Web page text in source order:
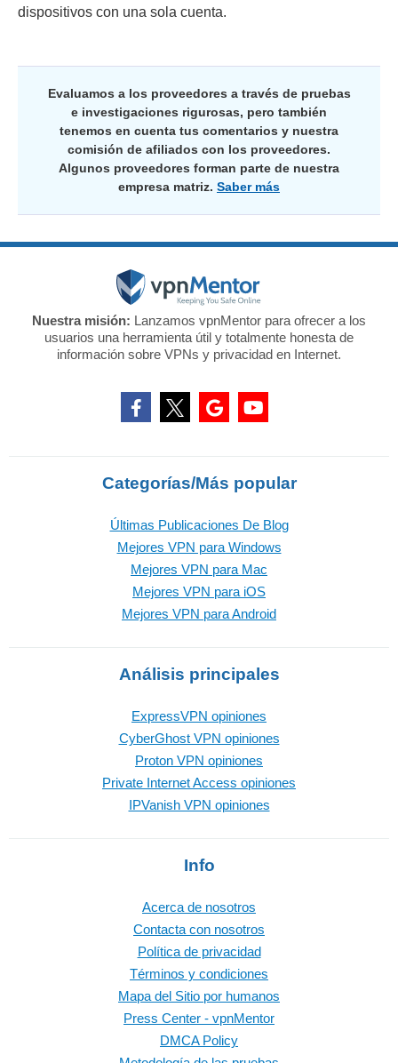
dispositivos con una sola cuenta.
Evaluamos a los proveedores a través de pruebas
e investigaciones rigurosas, pero también
tenemos en cuenta tus comentarios y nuestra
comisión de afiliados con los proveedores.
Algunos proveedores forman parte de nuestra
empresa matriz. Saber más
Nuestra misión: Lanzamos vpnMentor para ofrecer a los
usuarios una herramienta útil y totalmente honesta de
información sobre VPNs y privacidad en Internet.
Categorías/Más popular
Últimas Publicaciones De Blog
Mejores VPN para Windows
Mejores VPN para Mac
Mejores VPN para iOS
Mejores VPN para Android
Análisis principales
ExpressVPN opiniones
CyberGhost VPN opiniones
Proton VPN opiniones
Private Internet Access opiniones
IPVanish VPN opiniones
Info
Acerca de nosotros
Contacta con nosotros
Política de privacidad
Términos y condiciones
Mapa del Sitio por humanos
Press Center - vpnMentor
DMCA Policy